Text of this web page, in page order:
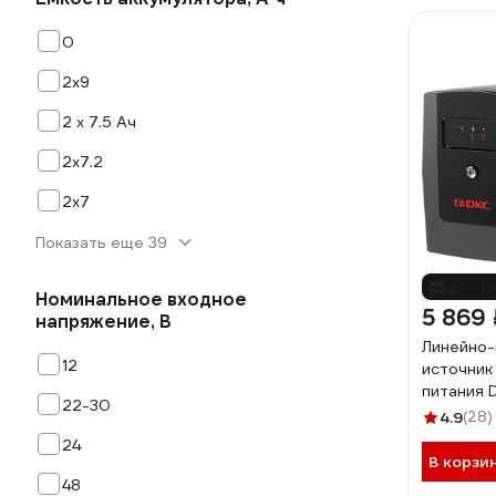
0
2х9
2 х 7.5 Ач
2х7.2
2х7
Показать еще 39
Номинальное входное
напряжение, В
12
22-30
24
48
5 869
питания
800 ВА/
4.9(28)
В